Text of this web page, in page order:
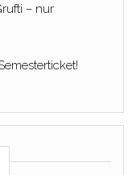
– nur